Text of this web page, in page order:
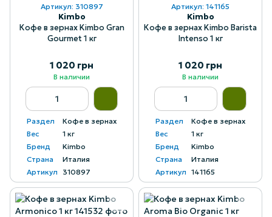
Артикул: 310897
Kimbo
Кофе в зернах Kimbo Gran
Gourmet 1 кг
1 020 грн
В наличии
Раздел
Кофе в зернах
Вес
1 кг
Бренд
Kimbo
Страна
Италия
Артикул
310897
Артикул: 141165
Kimbo
Кофе в зернах Kimbo Barista
Intenso 1 кг
1 020 грн
В наличии
Раздел
Кофе в зернах
Вес
1 кг
Бренд
Kimbo
Страна
Италия
Артикул 141165